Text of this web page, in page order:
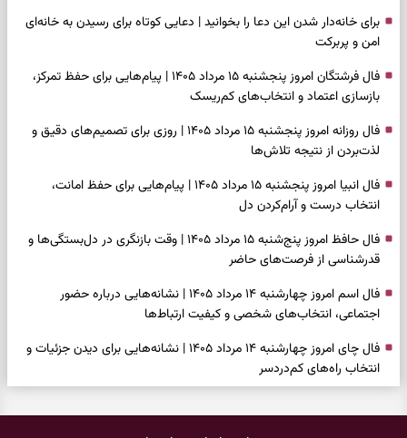
برای خانه‌دار شدن این دعا را بخوانید | دعایی کوتاه برای رسیدن به خانه‌ای
امن و پربرکت
فال فرشتگان امروز پنجشنبه ۱۵ مرداد ۱۴۰۵ | پیام‌هایی برای حفظ تمرکز،
بازسازی اعتماد و انتخاب‌های کم‌ریسک
فال روزانه امروز پنجشنبه ۱۵ مرداد ۱۴۰۵ | روزی برای تصمیم‌های دقیق و
لذت‌بردن از نتیجه تلاش‌ها
فال انبیا امروز پنجشنبه ۱۵ مرداد ۱۴۰۵ | پیام‌هایی برای حفظ امانت،
انتخاب درست و آرام‌کردن دل
فال حافظ امروز پنج‌شنبه ۱۵ مرداد ۱۴۰۵ | وقت بازنگری در دل‌بستگی‌ها و
قدرشناسی از فرصت‌های حاضر
فال اسم امروز چهارشنبه ۱۴ مرداد ۱۴۰۵ | نشانه‌هایی درباره حضور
اجتماعی، انتخاب‌های شخصی و کیفیت ارتباط‌ها
فال چای امروز چهارشنبه ۱۴ مرداد ۱۴۰۵ | نشانه‌هایی برای دیدن جزئیات و
انتخاب راه‌های کم‌دردسر